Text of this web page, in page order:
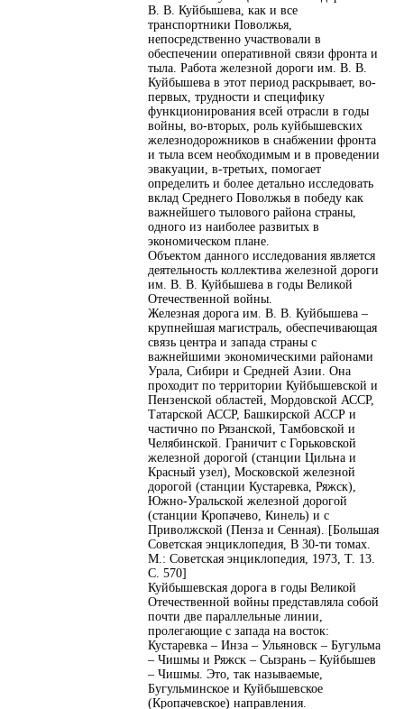
В. В. Куйбышева, как и все
транспортники Поволжья,
непосредственно участвовали в
обеспечении оперативной связи фронта и
тыла. Работа железной дороги им. В. В.
Куйбышева в этот период раскрывает, во-
первых, трудности и специфику
функционирования всей отрасли в годы
войны, во-вторых, роль куйбышевских
железнодорожников в снабжении фронта
и тыла всем необходимым и в проведении
эвакуации, в-третьих, помогает
определить и более детально исследовать
вклад Среднего Поволжья в победу как
важнейшего тылового района страны,
одного из наиболее развитых в
экономическом плане.
Объектом данного исследования является
деятельность коллектива железной дороги
им. В. В. Куйбышева в годы Великой
Отечественной войны.
Железная дорога им. В. В. Куйбышева –
крупнейшая магистраль, обеспечивающая
связь центра и запада страны с
важнейшими экономическими районами
Урала, Сибири и Средней Азии. Она
проходит по территории Куйбышевской и
Пензенской областей, Мордовской АССР,
Татарской АССР, Башкирской АССР и
частично по Рязанской, Тамбовской и
Челябинской. Граничит с Горьковской
железной дорогой (станции Цильна и
Красный узел), Московской железной
дорогой (станции Кустаревка, Ряжск),
Южно-Уральской железной дорогой
(станции Кропачево, Кинель) и с
Приволжской (Пенза и Сенная). [Большая
Советская энциклопедия, В 30-ти томах.
М.: Советская энциклопедия, 1973, Т. 13.
С. 570]
Куйбышевская дорога в годы Великой
Отечественной войны представляла собой
почти две параллельные линии,
пролегающие с запада на восток:
Кустаревка – Инза – Ульяновск – Бугульма
– Чишмы и Ряжск – Сызрань – Куйбышев
– Чишмы. Это, так называемые,
Бугульминское и Куйбышевское
(Кропачевское) направления.